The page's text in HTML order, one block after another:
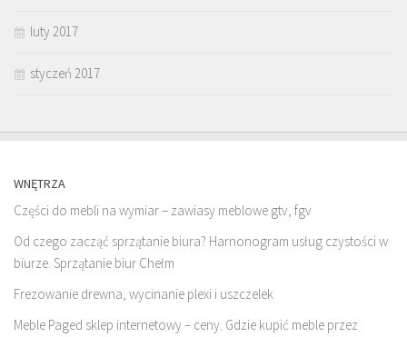
luty 2017
styczeń 2017
WNĘTRZA
Części do mebli na wymiar – zawiasy meblowe gtv, fgv
Od czego zacząć sprzątanie biura? Harnonogram usług czystości w
biurze. Sprzątanie biur Chełm
Frezowanie drewna, wycinanie plexi i uszczelek
Meble Paged sklep internetowy – ceny. Gdzie kupić meble przez